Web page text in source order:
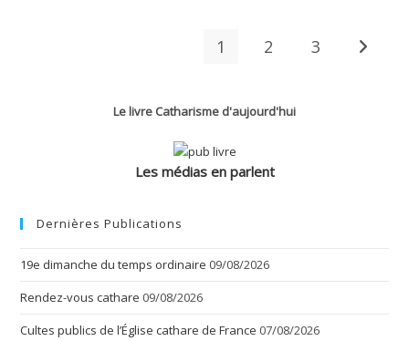
1 2 3 Aller à
Le livre Catharisme d'aujourd'hui
Les médias en parlent
Dernières Publications
19e dimanche du temps ordinaire 09/08/2026
Rendez-vous cathare 09/08/2026
Cultes publics de l’Église cathare de France 07/08/2026